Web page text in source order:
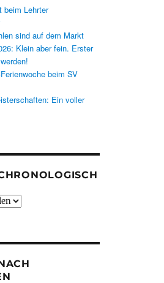
beim Lehrter
sind auf dem Markt
Klein aber fein. Erster
beim SV
Ein voller